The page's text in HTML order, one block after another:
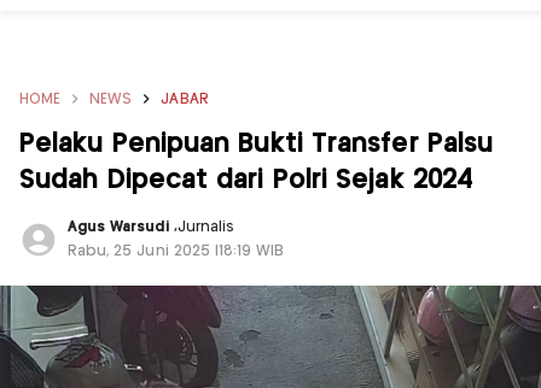
HOME NEWS JABAR
Pelaku Penipuan Bukti Transfer Palsu
Sudah Dipecat dari Polri Sejak 2024
Agus Warsudi ,Jurnalis
Rabu, 25 Juni 2025 |18:19 WIB